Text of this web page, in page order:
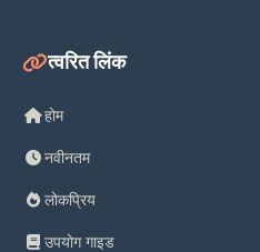
त्वरित लिंक
होम
नवीनतम
लोकप्रिय
उपयोग गाइड